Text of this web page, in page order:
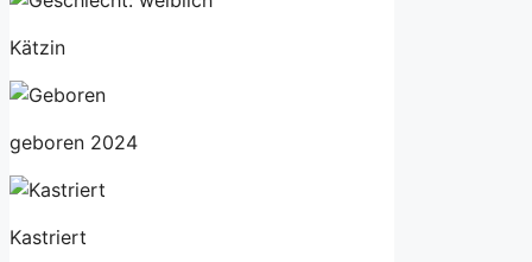
Kätzin
geboren 2024
Kastriert